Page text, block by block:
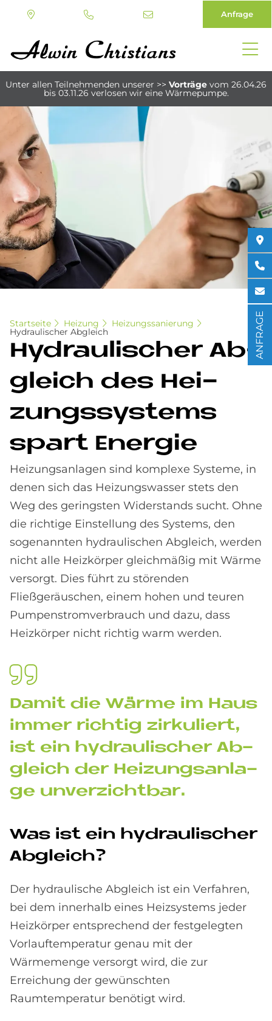
zum
Anfrage
Unter allen Teilnehmenden unserer >> Vorträge vom 26.04.26
bis 03.11.26 verlosen wir eine Wärmepumpe.
Startseite Heizung Heizungssanierung
Hydraulischer Abgleich
Hy­drau­li­scher Ab­
gleich des Hei­
zungs­sy­ste­ms
spart En­er­gie
Heizungsanlagen sind komplexe Systeme, in
denen sich das Heizungswasser stets den
Weg des geringsten Widerstands sucht. Ohne
die richtige Einstellung des Systems, den
sogenannten hydraulischen Abgleich, werden
nicht alle Heizkörper gleichmäßig mit Wärme
versorgt. Dies führt zu störenden
Fließgeräuschen, einem hohen und teuren
Pumpenstromverbrauch und dazu, dass
Heizkörper nicht richtig warm werden.
Da­mit die Wär­me im Haus
im­mer rich­tig zir­ku­liert,
ist ein hy­drau­li­scher Ab­
gleich der Hei­zungs­an­la­
ge un­ver­zicht­bar.
Was ist ein hy­drau­li­scher
Ab­gleich?
Der hydraulische Abgleich ist ein Verfahren,
bei dem innerhalb eines Heizsystems jeder
Heizkörper entsprechend der festgelegten
Vorlauftemperatur genau mit der
Wärmemenge versorgt wird, die zur
Erreichung der gewünschten
Raumtemperatur benötigt wird.
ANFRAGE